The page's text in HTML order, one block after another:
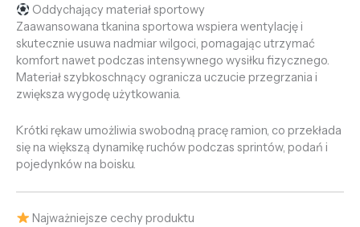
Oddychający materiał sportowy
Zaawansowana tkanina sportowa wspiera wentylację i
skutecznie usuwa nadmiar wilgoci, pomagając utrzymać
komfort nawet podczas intensywnego wysiłku fizycznego.
Materiał szybkoschnący ogranicza uczucie przegrzania i
zwiększa wygodę użytkowania.
Krótki rękaw umożliwia swobodną pracę ramion, co przekłada
się na większą dynamikę ruchów podczas sprintów, podań i
pojedynków na boisku.
Najważniejsze cechy produktu